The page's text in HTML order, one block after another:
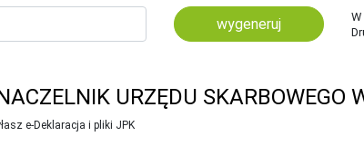
wygeneruj W
URZĘDU SKARBOWEGO
e-Deklaracja i pliki JPK